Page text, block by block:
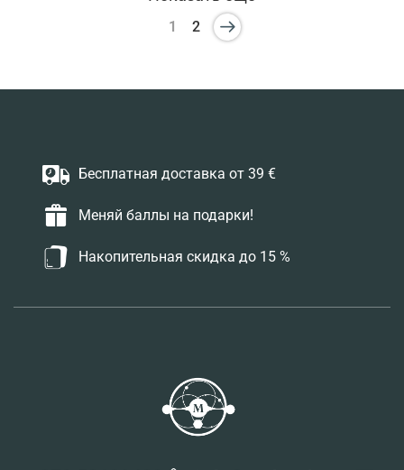
1 2
Бесплатная доставка от 39 €
Меняй баллы на подарки!
Накопительная скидка до 15 %